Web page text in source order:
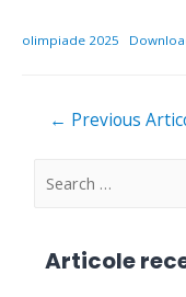
olimpiade 2025
Navigare
← Previous
S
Articole